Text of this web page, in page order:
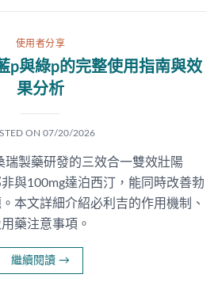
使用者分享
p與綠p的完整使用指南與效
果分析
ON 07/20/2026
製藥研發的三效合一雙效壯陽
與100mg達泊西汀，能同時改善勃
本文詳細介紹必利吉的作用機制、
藥注意事項。
繼續閱讀 →